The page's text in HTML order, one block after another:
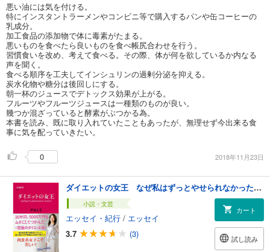
悪い油には気を付ける。
特にインスタントラーメンやコンビニ等で購入するパンや缶コーヒーの
乳成分。
加工食品の添加物で体に毒素がたまる。
悪いものを食べたら良いものを食べ帳尻合わせを行う。
習慣食いを改め、考えて食べる。その際、体が何を欲しているか内なる
声を聞く。
食べる順序を工夫してインシュリンの過剰分泌を抑える。
炭水化物や糖分は後回しにする。
朝一杯のジュースでデトックス効果が上がる。
フルーツやフルーツジュースは一種類のものが良い。
幾つか混ざっていると酵素がぶつかる為。
本書を読み、既に取り入れていたこともあったが、無理せず今出来る食
事に気を配っていきたい。
0 2018年11月23日
ダイエットの女王 なぜ私はずっとやせられなかったのか？
小説・文芸
エッセイ・紀行 / エッセイ
3.7
(3)
カート
試し読み